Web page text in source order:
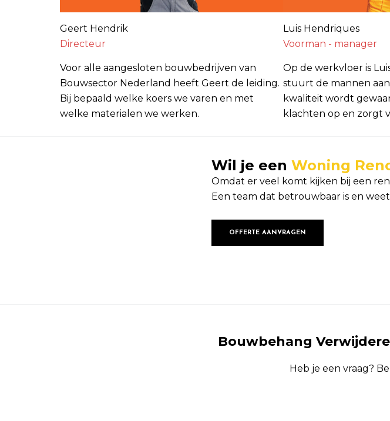
Geert Hendrik
Directeur
Voor alle aangesloten bouwbedrijven van
Bouwsector Nederland heeft Geert de leiding.
Bij bepaald welke koers we varen en met
welke materialen we werken.
Luis Hendriques
Voorman - manager
Op de werkvloer is
stuurt de mannen
kwaliteit wordt
klachten op en zorgt
Wil je een Woning
Omdat er veel komt kijken bij een
Een team dat betrouwbaar is en
OFFERTE AANVRAGEN
Bouwbehang
Heb je een vraag?